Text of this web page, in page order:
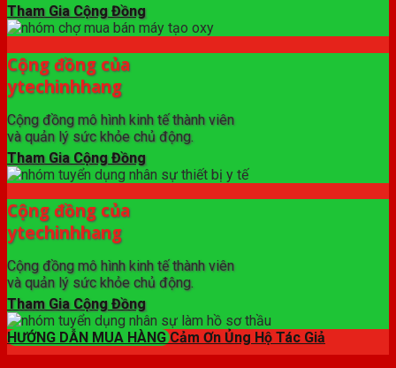
Tham Gia Cộng Đồng
Cộng đồng của
ytechinhhang
Cộng đồng mô hình kinh tế thành viên
và quản lý sức khỏe chủ động.
Tham Gia Cộng Đồng
Cộng đồng của
ytechinhhang
Cộng đồng mô hình kinh tế thành viên
và quản lý sức khỏe chủ động.
Tham Gia Cộng Đồng
HƯỚNG DẪN MUA HÀNG Cảm Ơn Ủng Hộ Tác Giả